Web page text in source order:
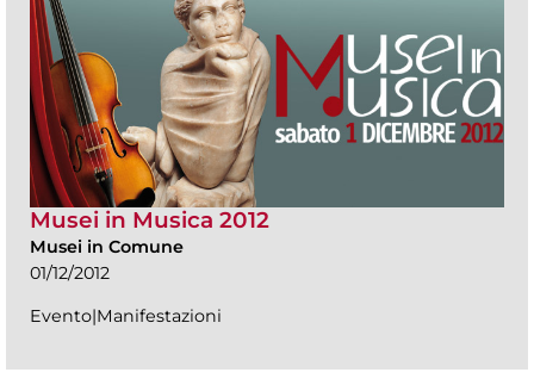
Musei in Musica 2012
Musei in Comune
01/12/2012
Evento|Manifestazioni